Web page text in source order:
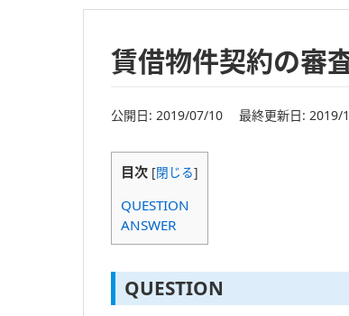
賃借物件契約の審
公開日: 2019/07/10 最終更新日: 2019/
目次 [閉じる]
QUESTION
ANSWER
QUESTION